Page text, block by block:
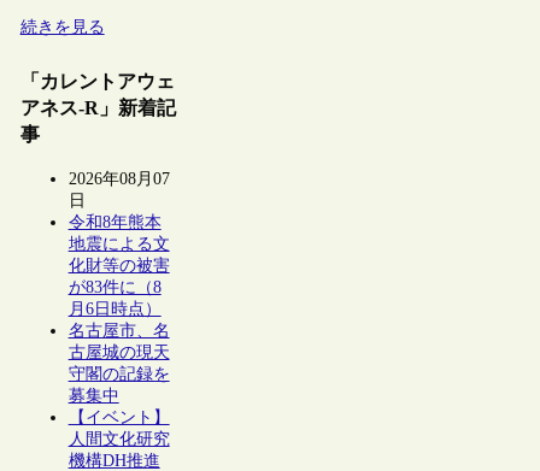
続きを見る
「カレントアウェ
アネス-R」新着記
事
2026年08月07
日
令和8年熊本
地震による文
化財等の被害
が83件に（8
月6日時点）
名古屋市、名
古屋城の現天
守閣の記録を
募集中
【イベント】
人間文化研究
機構DH推進